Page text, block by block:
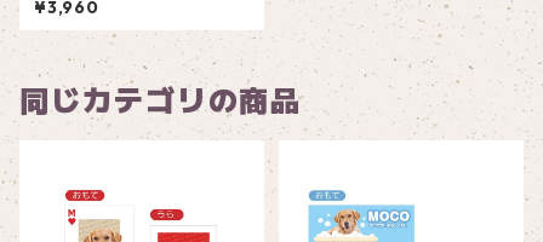
¥3,960
同じカテゴリの商品